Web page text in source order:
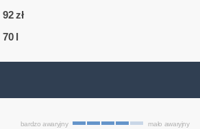
92 zł
70 l
bardzo awaryjny mało awaryjny